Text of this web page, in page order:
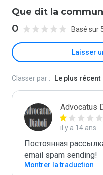
Que dit la
0 Basé sur
Laisser
Classer par : Le plus récent
Advocatus
il y a 14 ans
Постоянная
email spam sending!
Montrer la traduction